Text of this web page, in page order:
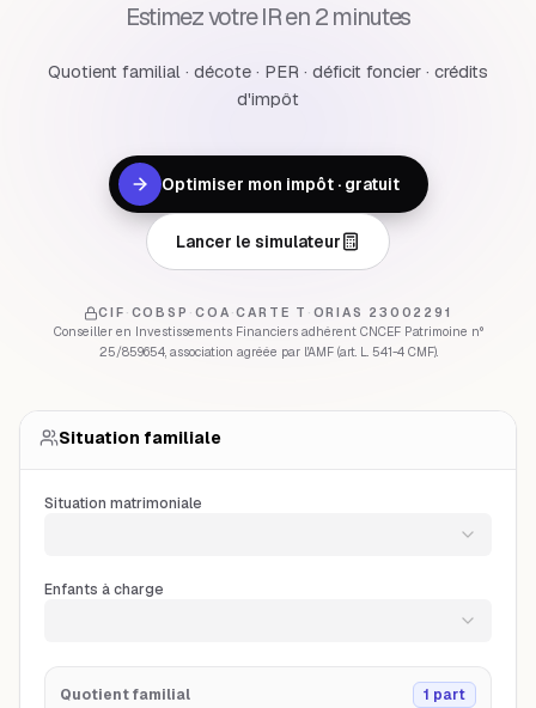
Estimez votre IR en 2 minutes
Quotient familial · décote · PER · déficit foncier · crédits
d'impôt
Optimiser mon impôt · gratuit
Lancer le simulateur
CIF · COBSP · COA ·CARTE T · ORIAS 23002291
Conseiller en Investissements Financiers adhérent CNCEF Patrimoine n°
25/859654, association agréée par l'AMF (art. L. 541-4 CMF).
Situation familiale
Situation matrimoniale
Enfants à charge
Quotient familial 1 part